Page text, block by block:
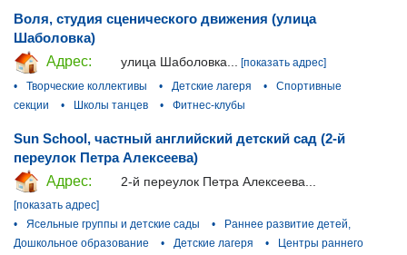
Воля, студия сценического движения (улица
Шаболовка)
Адрес:
улица Шаболовка...
[показать адрес]
•
Творческие коллективы • Детские лагеря •
Спортивные
секции
• Школы танцев • Фитнес-клубы
Sun School, частный английский детский сад (2-й
переулок Петра Алексеева)
Адрес:
2-й переулок Петра Алексеева...
[показать адрес]
•
Ясельные группы и детские сады •
Раннее развитие детей,
Дошкольное образование
• Детские лагеря •
Центры раннего